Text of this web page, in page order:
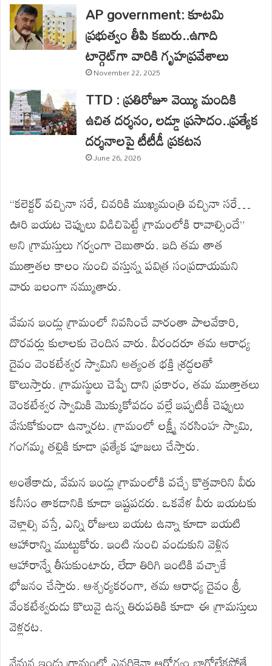
AP government: కూటమి
ప్రభుత్వం తీపి కబురు..ఉగాది
టార్గెట్‌గా వారికి గృహప్రవేశాలు
November 22, 2025
TTD : ప్రతిరోజూ వెయ్యి మందికి
ఉచిత దర్శనం, లడ్డూ ప్రసాదం..ప్రత్యేక
దర్శనాలపై టీటీడీ ప్రకటన
June 26, 2026
“కలెక్టర్ వచ్చినా సరే, చివరికి ముఖ్యమంత్రి వచ్చినా సరే…
ఊరి బయట చెప్పులు విడిచిపెట్టే గ్రామంలోకి రావాల్సిందే”
అని గ్రామస్తులు గర్వంగా చెబుతారు. ఇది తమ తాత
ముత్తాతల కాలం నుంచి వస్తున్న పవిత్ర సంప్రదాయమని
వారు బలంగా నమ్ముతారు.
వేమన ఇండ్లు గ్రామంలో నివసించే వారంతా పాలవేకారి,
దొరవర్లు కులాలకు చెందిన వారు. వీరందరూ తమ ఆరాధ్య
దైవం వెంకటేశ్వర స్వామిని అత్యంత భక్తి శ్రద్ధలతో
కొలుస్తారు. గ్రామస్థులు చెప్పే దాని ప్రకారం, తమ ముత్తాతలు
వెంకటేశ్వర స్వామికి మొక్కుకోవడం వల్లే ఇప్పటికీ చెప్పులు
వేసుకోకుండా ఉన్నారట. గ్రామంలో లక్ష్మీ నరసింహ స్వామి,
గంగమ్మ తల్లికి కూడా ప్రత్యేక పూజలు చేస్తారు.
అంతేకాదు, వేమన ఇండ్లు గ్రామంలోకి వచ్చే కొత్తవారిని వీరు
కనీసం తాకడానికి కూడా ఇష్టపడరు. ఒకవేళ వీరు బయటకు
వెళ్లాల్సి వస్తే, ఎన్ని రోజులు బయట ఉన్నా కూడా బయటి
ఆహారాన్ని ముట్టుకోరు. ఇంటి నుంచి వండుకుని వెళ్లిన
ఆహారాన్నే తీసుకుంటారు, లేదా తిరిగి ఇంటికి వచ్చాకే
భోజనం చేస్తారు. ఆశ్చర్యకరంగా, తమ ఆరాధ్య దైవం శ్రీ
వేంకటేశ్వరుడు కొలువై ఉన్న తిరుపతికి కూడా ఈ గ్రామస్తులు
వెళ్లరట.